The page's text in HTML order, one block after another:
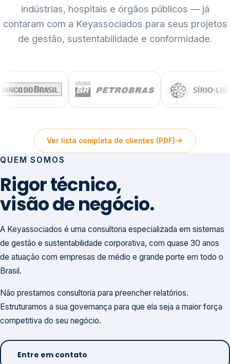
indústrias, hospitais e órgãos públicos — já
contaram com a Keyassociados para seus projetos
de gestão, sustentabilidade e conformidade.
Ver lista completa de clientes (PDF)
QUEM SOMOS
Rigor técnico,
visão de negócio.
A Keyassociados é uma consultoria especializada em sistemas
de gestão e sustentabilidade corporativa, com quase 30 anos
de atuação com empresas de médio e grande porte em todo o
Brasil.
Não prestamos consultoria para preencher relatórios.
Estruturamos a sua governança para que ela seja a maior força
competitiva do seu negócio.
Entre em contato